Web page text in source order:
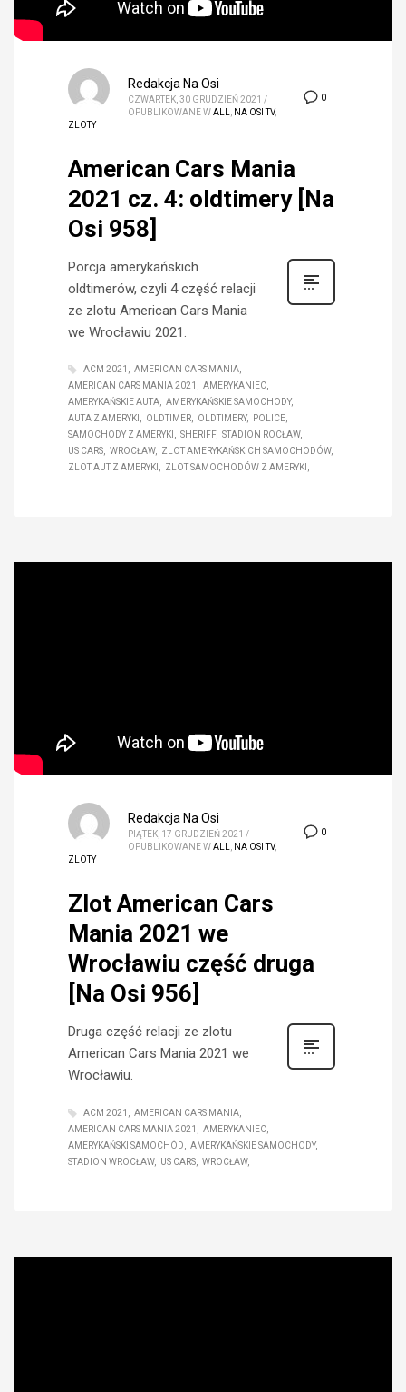
0
Redakcja Na Osi
CZWARTEK, 30 GRUDZIEŃ 2021 /
OPUBLIKOWANE WALL NA OSI TV,
ZLOTY
American Cars Mania
2021 cz. 4: oldtimery [Na
Osi 958]
Porcja amerykańskich
oldtimerów, czyli 4 część relacji
ze zlotu American Cars Mania
we Wrocławiu 2021.
ACM 2021
AMERICAN CARS MANIA
AMERICAN CARS MANIA 2021
AMERYKANIEC
AMERYKAŃSKIE AUTA
AMERYKAŃSKIE SAMOCHODY
AUTA Z AMERYKI
OLDTIMER OLDTIMERY
POLICE
SAMOCHODY Z AMERYKI
SHERIFF
STADION ROCŁAW
US CARS
WROCŁAW
ZLOT AMERYKAŃSKICH SAMOCHODÓW
ZLOT AUT Z AMERYKI
ZLOT SAMOCHODÓW Z AMERYKI
0
Redakcja Na Osi
PIĄTEK, 17 GRUDZIEŃ 2021 /
OPUBLIKOWANE WALL NA OSI TV,
ZLOTY
Zlot American Cars
Mania 2021 we
Wrocławiu część druga
[Na Osi 956]
Druga część relacji ze zlotu
American Cars Mania 2021 we
Wrocławiu.
ACM 2021
AMERICAN CARS MANIA
AMERICAN CARS MANIA 2021
AMERYKANIEC
AMERYKAŃSKI SAMOCHÓD
AMERYKAŃSKIE SAMOCHODY
STADION WROCŁAW
US CARS WROCŁAW